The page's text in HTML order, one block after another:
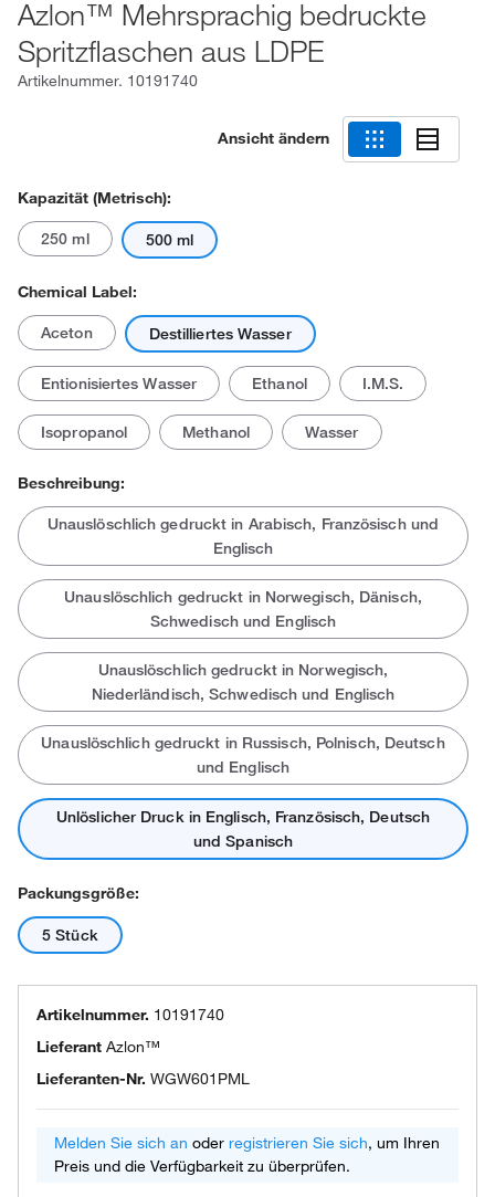
Azlon™ Mehrsprachig bedruckte
Spritzflaschen aus LDPE
Artikelnummer. 10191740
Ansicht ändern
Kapazität (metrisch):
250 ml 500 ml
Chemical Label:
Aceton Destilliertes Wasser
Entionisiertes Wasser Ethanol I.M.S.
Isopropanol Methanol Wasser
Beschreibung:
Unauslöschlich gedruckt in Arabisch, Französisch und
Englisch
Unauslöschlich gedruckt in Norwegisch, Dänisch,
Schwedisch und Englisch
Unauslöschlich gedruckt in Norwegisch,
Niederländisch, Schwedisch und Englisch
Unauslöschlich gedruckt in Russisch, Polnisch, Deutsch
und Englisch
Unlöslicher Druck in Englisch, Französisch, Deutsch
und Spanisch
Packungsgröße:
5 Stück
Artikelnummer. 10191740
Lieferant Azlon™
Lieferanten-Nr. WGW601PML
Melden Sie sich an oder registrieren Sie sich, um Ihren
Preis und die Verfügbarkeit zu überprüfen.